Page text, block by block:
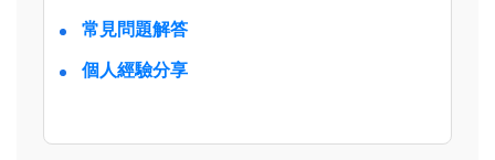
常見問題解答
個人經驗分享